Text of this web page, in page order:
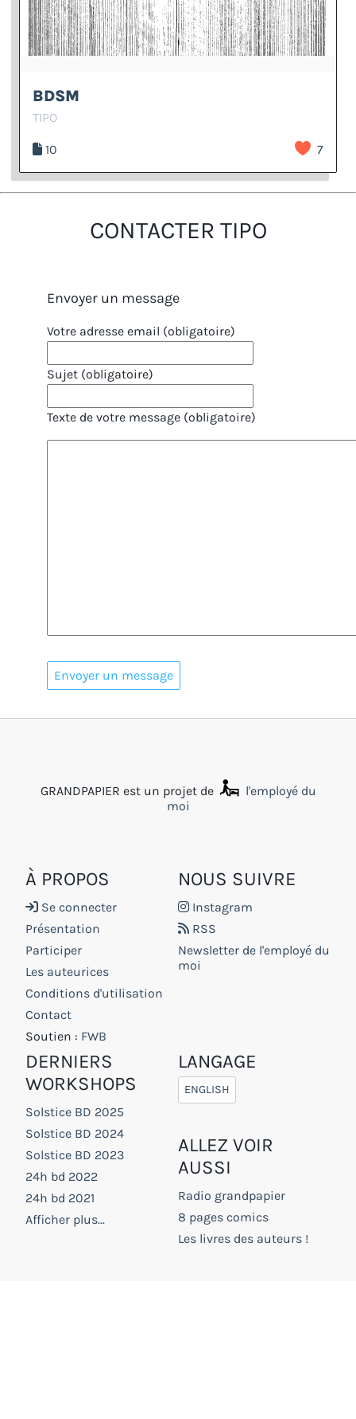
BDSM
TIPO
10 7
CONTACTER TIPO
Envoyer un message
Votre adresse email (obligatoire)
Sujet (obligatoire)
Texte de votre message (obligatoire)
GRANDPAPIER est un projet de
l'employé du
moi
À PROPOS
Se connecter
Présentation
Participer
Les auteurices
Conditions d'utilisation
Contact
Soutien : FWB
NOUS SUIVRE
Instagram
RSS
Newsletter de l'employé du
moi
DERNIERS
WORKSHOPS
Solstice BD 2025
Solstice BD 2024
Solstice BD 2023
24h bd 2022
24h bd 2021
Afficher plus...
LANGAGE
ENGLISH
ALLEZ VOIR
AUSSI
Radio grandpapier
8 pages comics
Les livres des auteurs !